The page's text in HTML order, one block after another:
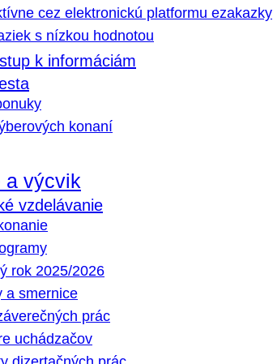
cez elektronickú platformu ezakazky
s nízkou hodnotou
k informáciám
konaní
a výcvik
vzdelávanie
rok 2025/2026
a smernice
prác
uchádzačov